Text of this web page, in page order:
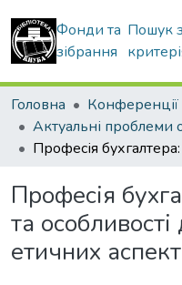
Фонди та
зібрання
Пошук
Головна Конференції
Професія
та
етичних